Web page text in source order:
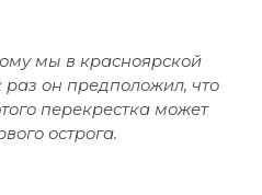
мы в красноярской
он предположил, что
перекрестка может
острога.